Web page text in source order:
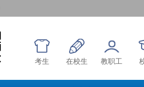
考生 在校生 教职工